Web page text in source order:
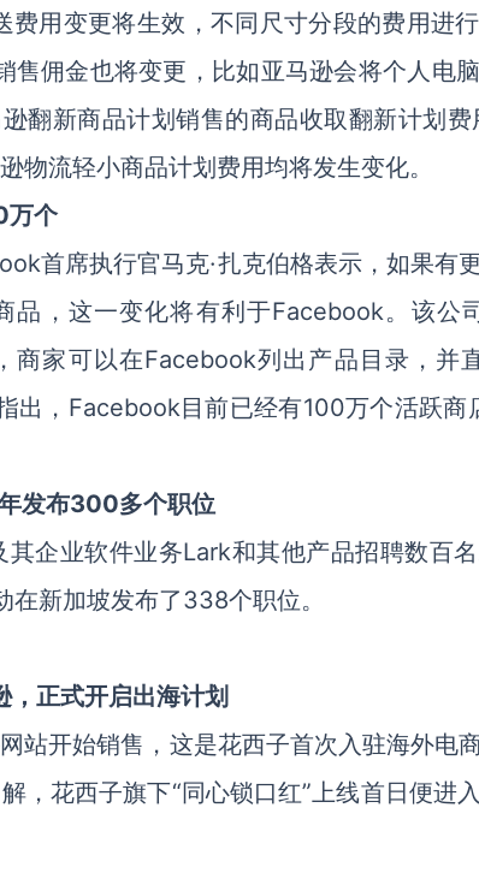
费用变更将生效，不同尺寸分段的费用进
佣金也将变更，比如亚马逊会将个人电
翻新商品计划销售的商品收取翻新计划
物流轻小商品计划费用均将发生变化。
万个
首席执行官马克·扎克伯格表示，如果有
品，这一变化将有利于Facebook。该公
商家可以在Facebook列出产品目录，并
出，Facebook目前已经有100万个活跃商
发布300多个职位
企业软件业务Lark和其他产品招聘数百
新加坡发布了338个职位。
正式开启出海计划
站开始销售，这是花西子首次入驻海外电
，花西子旗下“同心锁口红”上线首日便进